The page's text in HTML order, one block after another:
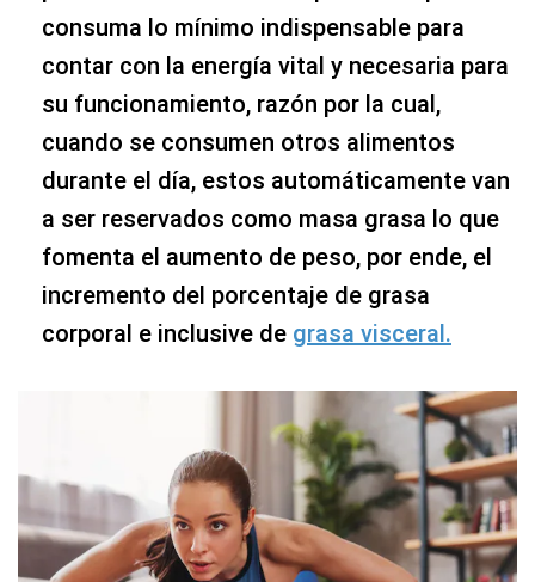
consuma lo mínimo indispensable para
contar con la energía vital y necesaria para
su funcionamiento, razón por la cual,
cuando se consumen otros alimentos
durante el día, estos automáticamente van
a ser reservados como masa grasa lo que
fomenta el aumento de peso, por ende, el
incremento del porcentaje de grasa
corporal e inclusive de grasa visceral.